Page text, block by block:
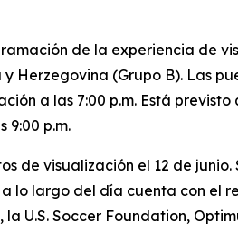
de la experiencia de
Herzegovina (Grupo B). Las
a las 7:00 p.m. Está previsto
9:00 p.m.
de visualización el 12 de
lo largo del día cuenta con el
U.S. Soccer Foundation,